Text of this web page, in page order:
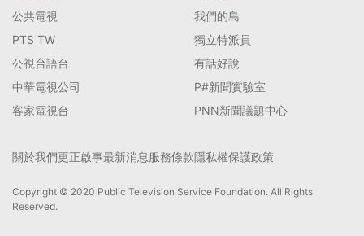
公共電視
PTS TW
公視台語台
中華電視公司
客家電視台
我們的島
獨立特派員
有話好說
P#新聞實驗室
PNN新聞議題中心
關於我們更正啟事最新消息服務條款隱私權保護政策
Copyright © 2020 Public Television Service Foundation. All Rights
Reserved.